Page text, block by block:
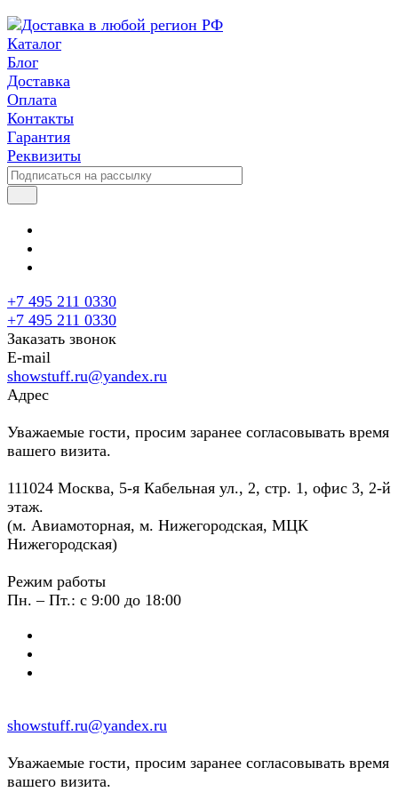
Каталог
Блог
Доставка
Оплата
Контакты
Гарантия
Реквизиты
+7 495 211 0330
+7 495 211 0330
Заказать звонок
E-mail
showstuff.ru@yandex.ru
Адрес
Уважаемые гости, просим заранее согласовывать время
вашего визита.
111024 Москва, 5-я Кабельная ул., 2, стр. 1, офис 3, 2-й
этаж.
(м. Авиамоторная, м. Нижегородская, МЦК
Нижегородская)
Режим работы
Пн. – Пт.: с 9:00 до 18:00
showstuff.ru@yandex.ru
Уважаемые гости, просим заранее согласовывать время
вашего визита.